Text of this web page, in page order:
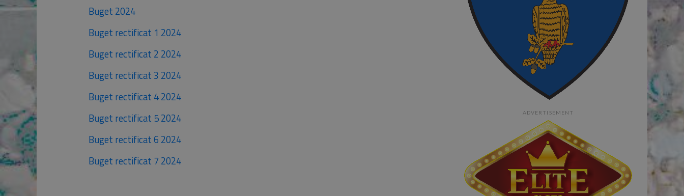
Buget 2024
Buget rectificat 1 2024
Buget rectificat 2 2024
Buget rectificat 3 2024
Buget rectificat 4 2024
Buget rectificat 5 2024
Buget rectificat 6 2024
Buget rectificat 7 2024
ADVERTISEMENT